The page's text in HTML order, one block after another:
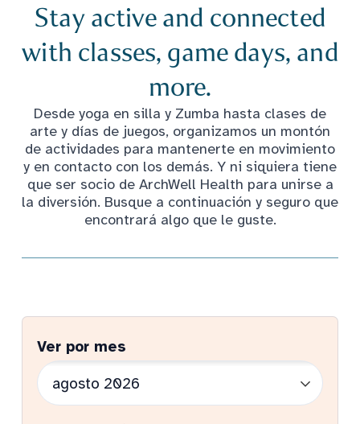
Stay active and connected
with classes, game days, and
more.
Desde yoga en silla y Zumba hasta clases de
arte y días de juegos, organizamos un montón
de actividades para mantenerte en movimiento
y en contacto con los demás. Y ni siquiera tiene
que ser socio de ArchWell Health para unirse a
la diversión. Busque a continuación y seguro que
encontrará algo que le guste.
Ver por mes